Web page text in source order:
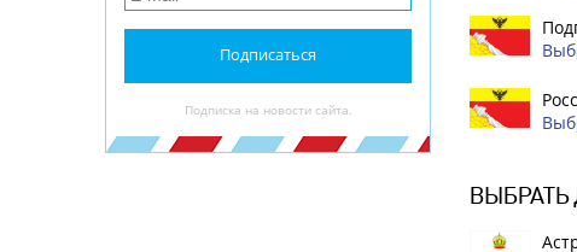
ВЫБРАТЬ
Подписаться
Подписка на новости сайта.